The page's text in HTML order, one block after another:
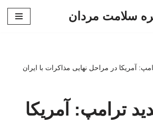
سلامت مردان
آمریکا در مراحل نهایی مذاکرات با ایران
ترامپ: آمریکا